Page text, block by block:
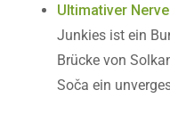
Ultimativer
Junkies ist ein
Brücke von
Soča ein